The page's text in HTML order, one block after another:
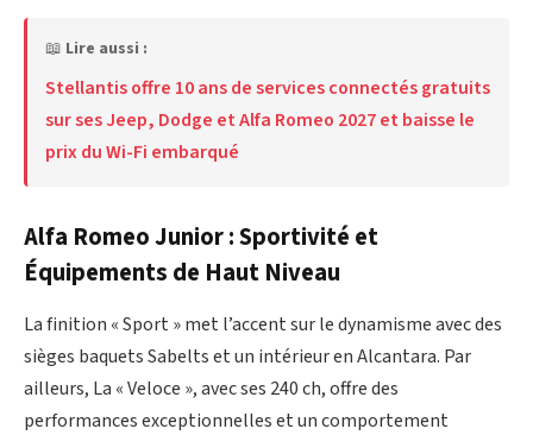
📖 Lire aussi :
Stellantis offre 10 ans de services connectés gratuits
sur ses Jeep, Dodge et Alfa Romeo 2027 et baisse le
prix du Wi-Fi embarqué
Alfa Romeo Junior : Sportivité et
Équipements de Haut Niveau
La finition « Sport » met l’accent sur le dynamisme avec des
sièges baquets Sabelts et un intérieur en Alcantara. Par
ailleurs, La « Veloce », avec ses 240 ch, offre des
performances exceptionnelles et un comportement